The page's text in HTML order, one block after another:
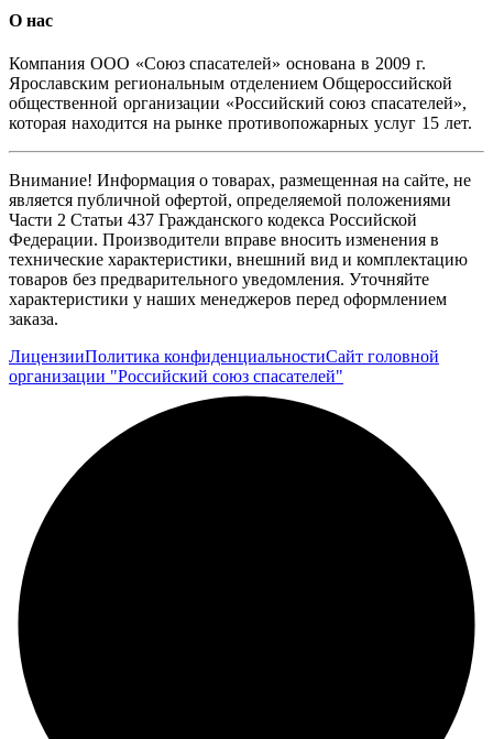
О нас
Компания ООО «Союз спасателей» основана в 2009 г.
Ярославским региональным отделением Общероссийской
общественной организации «Российский союз спасателей»,
которая находится на рынке противопожарных услуг 15 лет.
Внимание! Информация о товарах, размещенная на сайте, не
является публичной офертой, определяемой положениями
Части 2 Статьи 437 Гражданского кодекса Российской
Федерации. Производители вправе вносить изменения в
технические характеристики, внешний вид и комплектацию
товаров без предварительного уведомления. Уточняйте
характеристики у наших менеджеров перед оформлением
заказа.
ЛицензииПолитика конфиденциальностиСайт головной
организации "Российский союз спасателей"